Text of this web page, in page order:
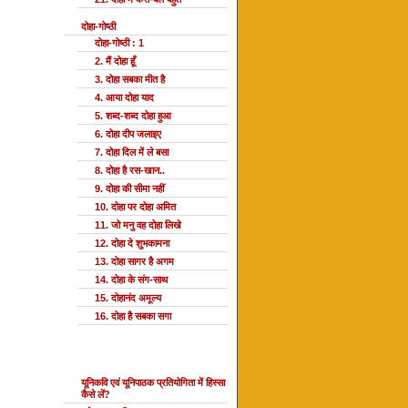
दोहा-गोष्ठी
दोहा-गोष्ठी : 1
2. मैं दोहा हूँ
3. दोहा सबका मीत है
4. आया दोहा याद
5. शब्द-शब्द दोहा हुआ
6. दोहा दीप जलाइए
7. दोहा दिल में ले बसा
8. दोहा है रस-खान..
9. दोहा की सीमा नहीं
10. दोहा पर दोहा अमित
11. जो मनु वह दोहा लिखे
12. दोहा दे शुभकामना
13. दोहा सागर है अगम
14. दोहा के संग-साथ
15. दोहानंद अमूल्य
16. दोहा है सबका सगा
यूनिकवि एवं यूनिपाठक प्रतियोगिता में हिस्सा
कैसे लें?